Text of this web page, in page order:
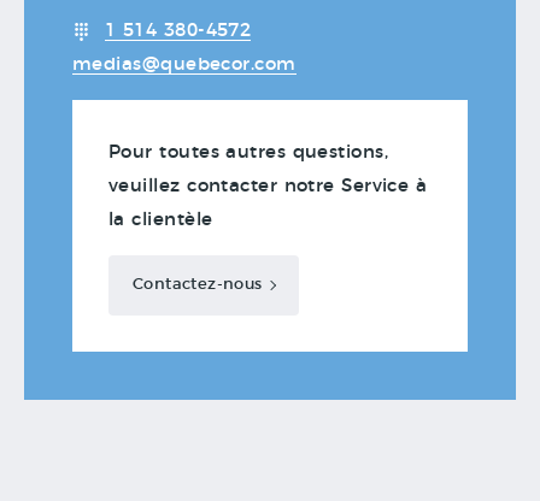
1 514 380-4572
medias@quebecor.com
Pour toutes autres questions,
veuillez contacter notre Service à
la clientèle
Contactez-nous